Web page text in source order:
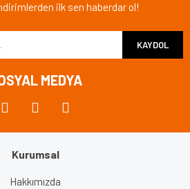
ilk sen haberdar ol!
KAYDOL
MEDYA
Kurumsal
Hakkımızda